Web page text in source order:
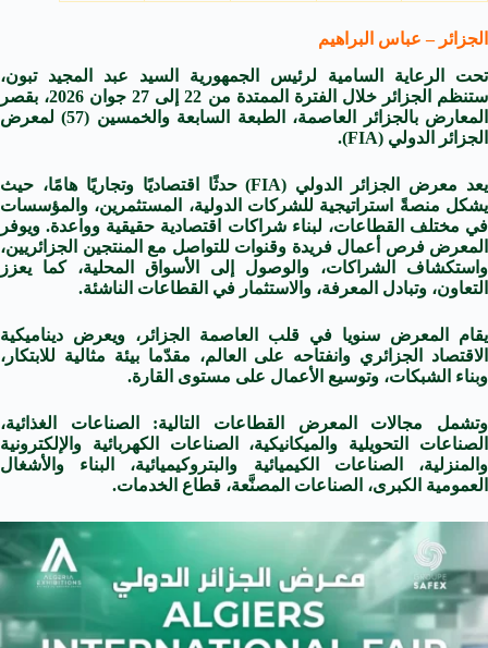
الجزائر – عباس البراهيم
تحت الرعاية السامية لرئيس الجمهورية السيد عبد المجيد تبون،
ستنظم الجزائر خلال الفترة الممتدة من 22 إلى 27 جوان 2026، بقصر
المعارض بالجزائر العاصمة، الطبعة السابعة والخمسين (57) لمعرض
الجزائر الدولي (FIA).
يعد معرض الجزائر الدولي (FIA) حدثًا اقتصاديًا وتجاريًا هامًا، حيث
يشكل منصةً استراتيجية للشركات الدولية، المستثمرين، والمؤسسات
في مختلف القطاعات، لبناء شراكات اقتصادية حقيقية وواعدة. ويوفر
المعرض فرص أعمال فريدة وقنوات للتواصل مع المنتجين الجزائريين،
واستكشاف الشراكات، والوصول إلى الأسواق المحلية، كما يعزز
التعاون، وتبادل المعرفة، والاستثمار في القطاعات الناشئة.
يقام المعرض سنويا في قلب العاصمة الجزائر، ويعرض ديناميكية
الاقتصاد الجزائري وانفتاحه على العالم، مقدّما بيئة مثالية للابتكار،
وبناء الشبكات، وتوسيع الأعمال على مستوى القارة.
وتشمل مجالات المعرض القطاعات التالية: الصناعات الغذائية،
الصناعات التحويلية والميكانيكية، الصناعات الكهربائية والإلكترونية
والمنزلية، الصناعات الكيميائية والبتروكيميائية، البناء والأشغال
العمومية الكبرى، الصناعات المصنَّعة، قطاع الخدمات.